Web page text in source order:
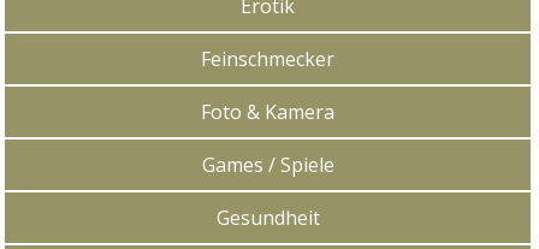
Erotik
Feinschmecker
Foto & Kamera
Games / Spiele
Gesundheit